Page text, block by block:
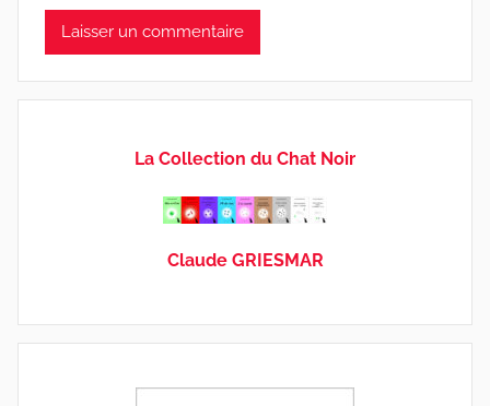
La Collection du Chat Noir
Claude GRIESMAR